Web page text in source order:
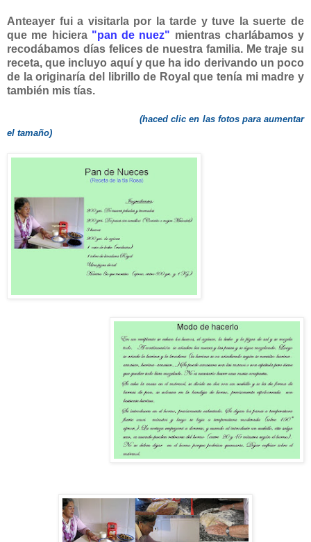
Anteayer fui a visitarla por la tarde y tuve la suerte de
que me hiciera "pan de nuez" mientras charlábamos y
recodábamos días felices de nuestra familia. Me traje su
receta, que incluyo aquí y que ha ido derivando un poco
de la originaría del librillo de Royal que tenía mi madre y
también mis tías.
(haced clic en las fotos para aumentar
el tamaño)